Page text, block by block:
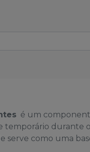
é um
durante
serve como uma